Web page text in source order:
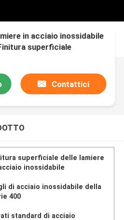
in acciaio inossidabile
superficiale
Contattici
superficiale delle lamiere
inossidabile
di acciaio inossidabile della
400
standard di acciaio